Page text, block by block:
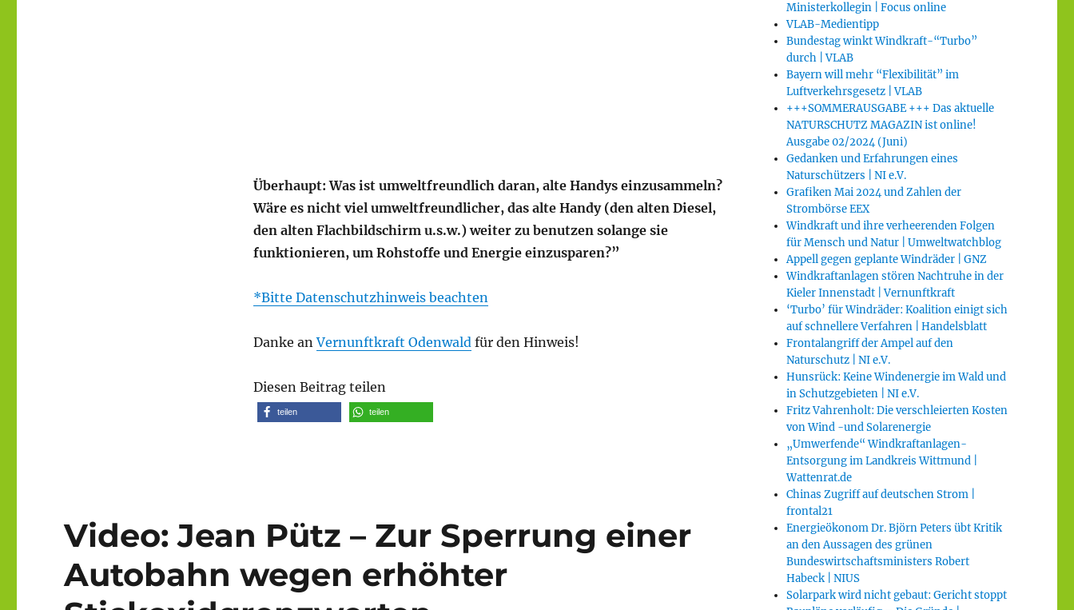
Überhaupt: Was ist umweltfreundlich daran, alte Handys einzusammeln?
Wäre es nicht viel umweltfreundlicher, das alte Handy (den alten Diesel,
den alten Flachbildschirm u.s.w.) weiter zu benutzen solange sie
funktionieren, um Rohstoffe und Energie einzusparen?”
*Bitte Datenschutzhinweis beachten
Danke anVernunftkraft Odenwald für den Hinweis!
Diesen Beitrag teilen
teilen teilen
Video: Jean Pütz – Zur Sperrung einer
Autobahn wegen erhöhter
Ministerkollegin | Focus online
VLAB-Medientipp
Bundestag winkt Windkraft-“Turbo”
durch | VLAB
Bayern will mehr “Flexibilität” im
Luftverkehrsgesetz | VLAB
+++SOMMERAUSGABE +++ Das aktuelle
NATURSCHUTZ MAGAZIN ist online!
Ausgabe 02/2024 (Juni)
Gedanken und Erfahrungen eines
Naturschützers | NI e.V.
Grafiken Mai 2024 und Zahlen der
Strombörse EEX
Windkraft und ihre verheerenden Folgen
für Mensch und Natur | Umweltwatchblog
Appell gegen geplante Windräder | GNZ
Windkraftanlagen stören Nachtruhe in der
Kieler Innenstadt | Vernunftkraft
‘Turbo’ für Windräder: Koalition einigt sich
auf schnellere Verfahren | Handelsblatt
Frontalangriff der Ampel auf den
Naturschutz | NI e.V.
Hunsrück: Keine Windenergie im Wald und
in Schutzgebieten | NI e.V.
Fritz Vahrenholt: Die verschleierten Kosten
von Wind -und Solarenergie
„Umwerfende“ Windkraftanlagen-
Entsorgung im Landkreis Wittmund |
Wattenrat.de
Chinas Zugriff auf deutschen Strom |
frontal21
Energieökonom Dr. Björn Peters übt Kritik
an den Aussagen des grünen
Bundeswirtschaftsministers Robert
Habeck | NIUS
Solarpark wird nicht gebaut: Gericht stoppt